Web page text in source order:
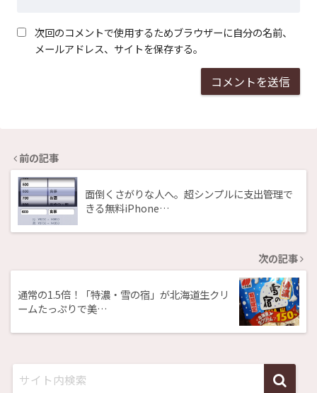
次回のコメントで使用するためブラウザーに自分の名前、
メールアドレス、サイトを保存する。
前の記事
面倒くさがりな人へ。超シンプルに支出管理で
きる無料iPhone…
次の記事
通常の1.5倍！「特濃・雪の宿」が北海道生クリ
ームたっぷりで美…